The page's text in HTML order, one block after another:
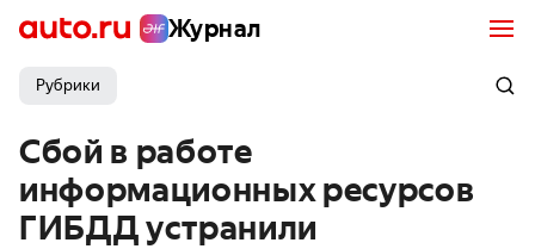
Журнал
Рубрики
Сбой в работе
информационных ресурсов
ГИБДД устранили